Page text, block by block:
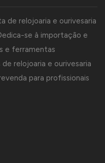
de relojoaria e ourivesaria
se à importação e
e ferramentas
relojoaria e ourivesaria
para profissionais